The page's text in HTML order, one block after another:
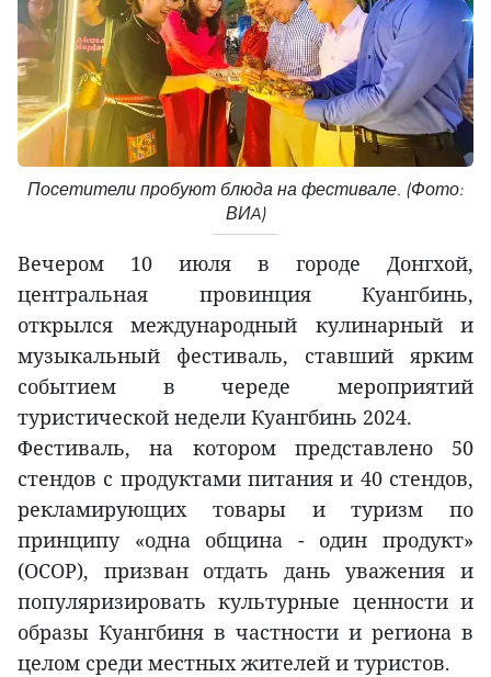
Посетители пробуют блюда на фестивале. (Фото:
ВИA)
Вечером 10 июля в городе Донгхой,
центральная провинция Куангбинь,
открылся международный кулинарный и
музыкальный фестиваль, ставший ярким
событием в череде мероприятий
туристической недели Куангбинь 2024.
Фестиваль, на котором представлено 50
стендов с продуктами питания и 40 стендов,
рекламирующих товары и туризм по
принципу «одна община - один продукт»
(OCOP), призван отдать дань уважения и
популяризировать культурные ценности и
образы Куангбиня в частности и региона в
целом среди местных жителей и туристов.